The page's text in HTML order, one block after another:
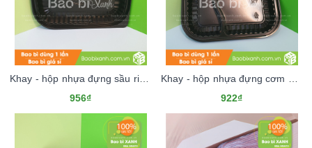
Khay - hộp nhựa đựng sầu riêng, sushi 1 ngăn HT17 (Kèm nắp nhựa)
956₫
922₫